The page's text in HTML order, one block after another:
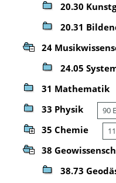
20.30
20.31
24
24.05
31 Mathematik
33 Physik 90
35 Chemie
38
38.73